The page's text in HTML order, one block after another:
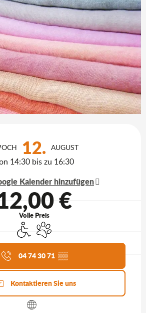
12. AUGUST
14:30 bis zu 16:30
Kalender hinzufügen
€
Volle Preis
Zugang für Behinderte
Tiere erlaubt
Agenda
04 74 30 71 ▒▒
Kontaktieren Sie uns